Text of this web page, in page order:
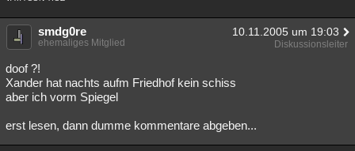
smdg0re 10.11.2005 um 19:03
ehemaliges Mitglied Diskussionsleiter
doof ?!
Xander hat nachts aufm Friedhof kein schiss
aber ich vorm Spiegel
erst lesen, dann dumme kommentare abgeben...